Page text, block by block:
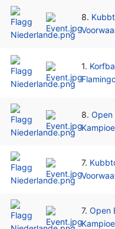
8.
1.
8.Open
7.
7.Open